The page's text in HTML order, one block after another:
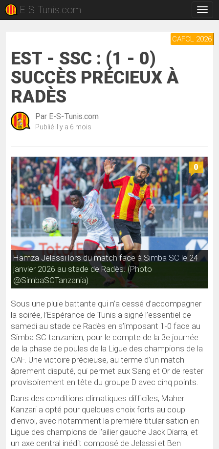
la
E-S-Tunis.com
CAFCL 2026
EST - SSC : (1 - 0)
SUCCÈS PRÉCIEUX À
RADÈS
Par E-S-Tunis.com
Publié il y a 6 mois
Hamza Jelassi lors du match face à Simba SC le 24
janvier 2026 au stade de Radès. (Photo
@SimbaSCTanzania)
0
Sous une pluie battante qui n’a cessé d’accompagner
la soirée, l’Espérance de Tunis a signé l’essentiel ce
samedi au stade de Radès en s’imposant 1-0 face au
Simba SC tanzanien, pour le compte de la 3e journée
de la phase de poules de la Ligue des champions de la
CAF. Une victoire précieuse, au terme d’un match
âprement disputé, qui permet aux Sang et Or de rester
provisoirement en tête du groupe D avec cinq points.
Dans des conditions climatiques difficiles, Maher
Kanzari a opté pour quelques choix forts au coup
d’envoi, avec notamment la première titularisation en
Ligue des champions de l’ailier gauche Jack Diarra, et
un axe central inédit composé de Jelassi et Ben